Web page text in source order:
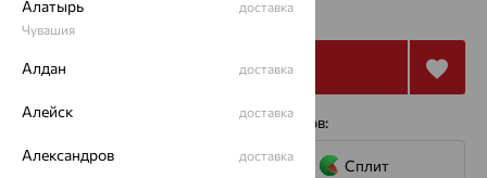
Купить
4 платежа по 2 896 с помощью сервисов:
Сплит
Алатырь
Чувашия
доставка
Алдан доставка
Алейск доставка
Александров доставка